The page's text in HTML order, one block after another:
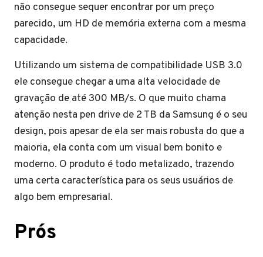
não consegue sequer encontrar por um preço
parecido, um HD de memória externa com a mesma
capacidade.
Utilizando um sistema de compatibilidade USB 3.0
ele consegue chegar a uma alta velocidade de
gravação de até 300 MB/s. O que muito chama
atenção nesta pen drive de 2 TB da Samsung é o seu
design, pois apesar de ela ser mais robusta do que a
maioria, ela conta com um visual bem bonito e
moderno. O produto é todo metalizado, trazendo
uma certa característica para os seus usuários de
algo bem empresarial.
Prós